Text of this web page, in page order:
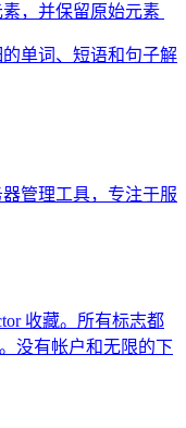
，并保留原始元素
单词、短语和句子解
管理工具，专注于服
收藏。所有标志都
没有帐户和无限的下